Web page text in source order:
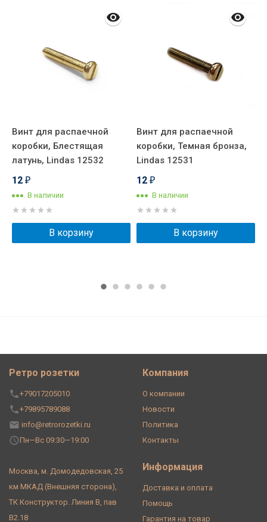
Винт для распаечной
коробки, Блестящая
латунь, Lindas 12532
12 ₽
В наличии
В корзину
Винт для распаечной
коробки, Темная бронза,
Lindas 12531
12 ₽
В наличии
В корзину
Ретро розетки
+79017205010
+79895789088
info@retrorozetki.ru
Пн—Вс 09:30—19:00
Москва, м. Домодедовская, 25
км МКАД (Внешняя сторона),
ТК Конструктор. Линия В, пав
В2.18
Компания
О компании
Новости
Политика
Контакты
Информация
Доставка и оплата
Помощь
Гарантия на товар